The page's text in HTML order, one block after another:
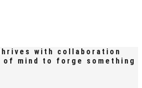
with collaboration
of mind to forge something